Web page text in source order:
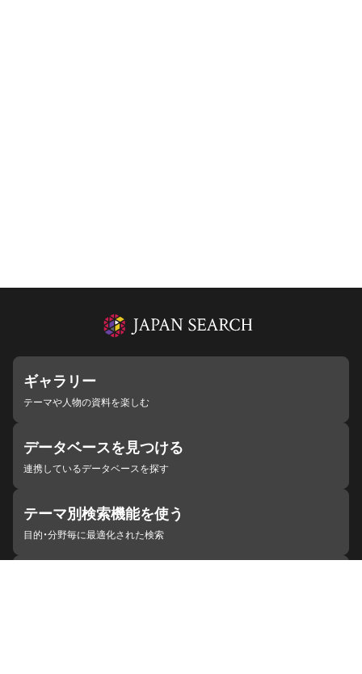
ギャラリー
テーマや人物の資料を楽しむ
データベースを見つける
連携しているデータベースを探す
テーマ別検索機能を使う
目的・分野毎に最適化された検索